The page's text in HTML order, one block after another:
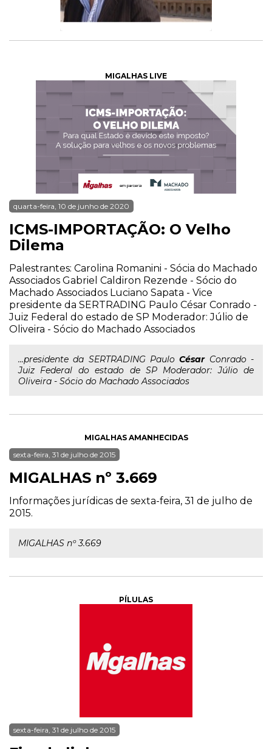
MIGALHAS LIVE
quarta-feira, 10 de junho de 2020
ICMS-IMPORTAÇÃO: O Velho
Dilema
Palestrantes: Carolina Romanini - Sócia do Machado
Associados Gabriel Caldiron Rezende - Sócio do
Machado Associados Luciano Sapata - Vice
presidente da SERTRADING Paulo César Conrado -
Juiz Federal do estado de SP Moderador: Júlio de
Oliveira - Sócio do Machado Associados
...presidente da SERTRADING PauloCésarConrado -
Juiz Federal do estado de SP Moderador: Júlio de
Oliveira - Sócio do Machado Associados
MIGALHAS AMANHECIDAS
sexta-feira, 31 de julho de 2015
MIGALHAS nº 3.669
Informações jurídicas de sexta-feira, 31 de julho de
2015.
MIGALHAS nº 3.669
PÍLULAS
sexta-feira, 31 de julho de 2015